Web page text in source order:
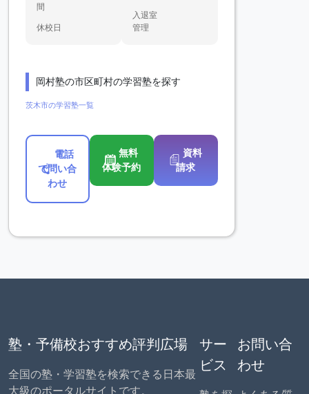
間
休校日
入退室
管理
岡村塾の市区町村の学習塾を探す
茨木市の学習塾一覧
電話
で問い合
わせ
無料
体験予約
資料
請求
塾・予備校おすすめ評判広場
全国の塾・学習塾を検索できる日本最
大級のポータルサイトです。
サー
ビス
お問い合
わせ